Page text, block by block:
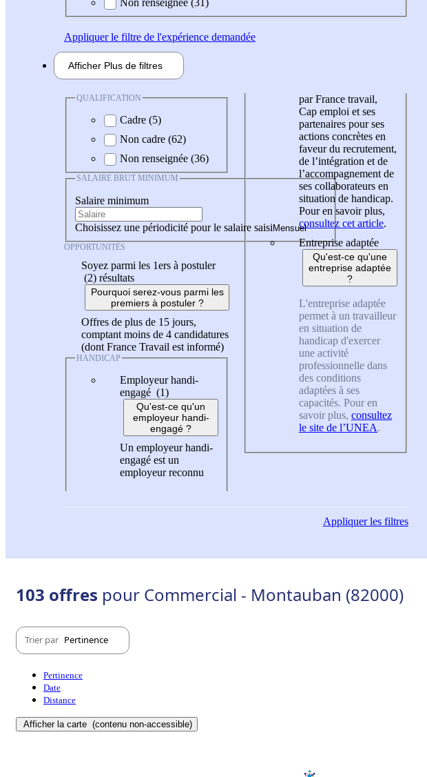
Appliquerle filtre de l'expérience demandée
Afficher Plus de filtres
QUALIFICATION
Cadre (5)
Non cadre (62)
Non renseignée (36)
SALAIRE BRUT MINIMUM
Salaire minimum
Choisissez une périodicité pour le salaire saisi
OPPORTUNITÉS
Soyez parmi les 1ers à postuler
(2) résultats
Pourquoi serez-vous parmi les
premiers à postuler ?
Offres de plus de 15 jours,
comptant moins de 4 candidatures
(dont France Travail est informé)
HANDICAP
Employeur handi-
engagé (1)
Qu'est-ce qu'un
employeur handi-
engagé ?
Un employeur handi-
engagé est un
employeur reconnu
par France travail,
Cap emploi et ses
partenaires pour ses
actions concrètes en
faveur du recrutement,
de l’intégration et de
l’accompagnement de
ses collaborateurs en
situation de handicap.
Pour en savoir plus,
consultez cet article.
Entreprise adaptée
Qu'est-ce qu'une
entreprise adaptée
?
L'entreprise adaptée
permet à un travailleur
en situation de
handicap d'exercer
une activité
professionnelle dans
des conditions
adaptées à ses
capacités. Pour en
savoir plus, consultez
le site de l’UNEA.
Appliquerles filtres
103 offres pour Commercial - Montauban (82000)
Trier par Pertinence
Pertinence
Date
Distance
Afficher la carte (contenu non-accessible)